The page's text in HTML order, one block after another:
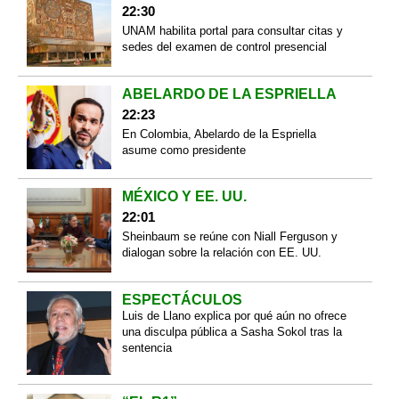
22:30
UNAM habilita portal para consultar citas y
sedes del examen de control presencial
ABELARDO DE LA ESPRIELLA
22:23
En Colombia, Abelardo de la Espriella
asume como presidente
MÉXICO Y EE. UU.
22:01
Sheinbaum se reúne con Niall Ferguson y
dialogan sobre la relación con EE. UU.
ESPECTÁCULOS
Luis de Llano explica por qué aún no ofrece
una disculpa pública a Sasha Sokol tras la
sentencia